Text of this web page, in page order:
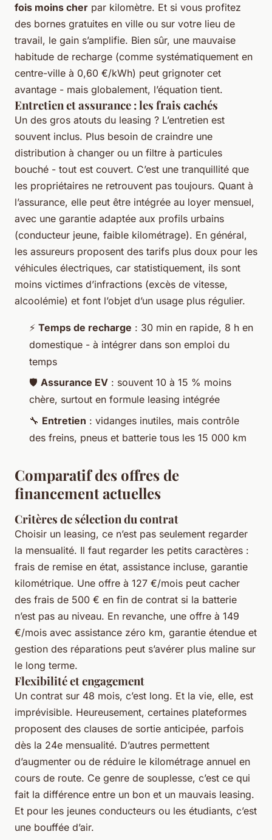
fois moins cher par kilomètre. Et si vous profitez
des bornes gratuites en ville ou sur votre lieu de
travail, le gain s’amplifie. Bien sûr, une mauvaise
habitude de recharge (comme systématiquement en
centre-ville à 0,60 €/kWh) peut grignoter cet
avantage - mais globalement, l’équation tient.
Entretien et assurance : les frais cachés
Un des gros atouts du leasing ? L’entretien est
souvent inclus. Plus besoin de craindre une
distribution à changer ou un filtre à particules
bouché - tout est couvert. C’est une tranquillité que
les propriétaires ne retrouvent pas toujours. Quant à
l’assurance, elle peut être intégrée au loyer mensuel,
avec une garantie adaptée aux profils urbains
(conducteur jeune, faible kilométrage). En général,
les assureurs proposent des tarifs plus doux pour les
véhicules électriques, car statistiquement, ils sont
moins victimes d’infractions (excès de vitesse,
alcoolémie) et font l’objet d’un usage plus régulier.
⚡ Temps de recharge : 30 min en rapide, 8 h en
domestique - à intégrer dans son emploi du
temps
🛡️ Assurance EV : souvent 10 à 15 % moins
chère, surtout en formule leasing intégrée
🔧 Entretien : vidanges inutiles, mais contrôle
des freins, pneus et batterie tous les 15 000 km
Comparatif des offres de
financement actuelles
Critères de sélection du contrat
Choisir un leasing, ce n’est pas seulement regarder
la mensualité. Il faut regarder les petits caractères :
frais de remise en état, assistance incluse, garantie
kilométrique. Une offre à 127 €/mois peut cacher
des frais de 500 € en fin de contrat si la batterie
n’est pas au niveau. En revanche, une offre à 149
€/mois avec assistance zéro km, garantie étendue et
gestion des réparations peut s’avérer plus maline sur
le long terme.
Flexibilité et engagement
Un contrat sur 48 mois, c’est long. Et la vie, elle, est
imprévisible. Heureusement, certaines plateformes
proposent des clauses de sortie anticipée, parfois
dès la 24e mensualité. D’autres permettent
d’augmenter ou de réduire le kilométrage annuel en
cours de route. Ce genre de souplesse, c’est ce qui
fait la différence entre un bon et un mauvais leasing.
Et pour les jeunes conducteurs ou les étudiants, c’est
une bouffée d’air.